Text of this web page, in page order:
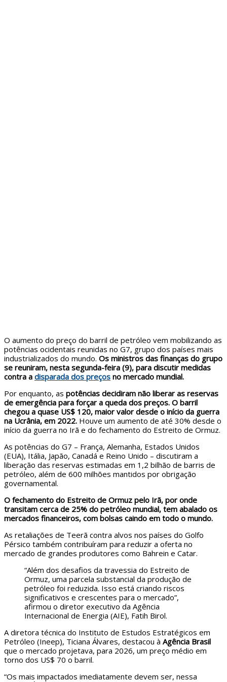
O aumento do preço do barril de petróleo vem mobilizando as
potências ocidentais reunidas no G7, grupo dos países mais
industrializados do mundo. Os ministros das finanças do grupo
se reuniram, nesta segunda-feira (9), para discutir medidas
contra a disparada dos preços no mercado mundial.
Por enquanto, as potências decidiram não liberar as reservas
de emergência para forçar a queda dos preços. O barril
chegou a quase US$ 120, maior valor desde o início da guerra
na Ucrânia, em 2022. Houve um aumento de até 30% desde o
início da guerra no Irã e do fechamento do Estreito de Ormuz.
As potências do G7 – França, Alemanha, Estados Unidos
(EUA), Itália, Japão, Canadá e Reino Unido – discutiram a
liberação das reservas estimadas em 1,2 bilhão de barris de
petróleo, além de 600 milhões mantidos por obrigação
governamental.
O fechamento do Estreito de Ormuz pelo Irã, por onde
transitam cerca de 25% do petróleo mundial, tem abalado os
mercados financeiros, com bolsas caindo em todo o mundo.
As retaliações de Teerã contra alvos nos países do Golfo
Pérsico também contribuíram para reduzir a oferta no
mercado de grandes produtores como Bahrein e Catar.
“Além dos desafios da travessia do Estreito de
Ormuz, uma parcela substancial da produção de
petróleo foi reduzida. Isso está criando riscos
significativos e crescentes para o mercado”,
afirmou o diretor executivo da Agência
Internacional de Energia (AIE), Fatih Birol.
A diretora técnica do Instituto de Estudos Estratégicos em
Petróleo (Ineep), Ticiana Álvares, destacou à Agência Brasil
que o mercado projetava, para 2026, um preço médio em
torno dos US$ 70 o barril.
“Os mais impactados imediatamente devem ser, nessa